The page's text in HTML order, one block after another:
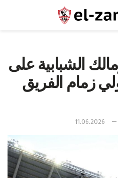
الشبابية على
زمام الفريق
11.06.2026